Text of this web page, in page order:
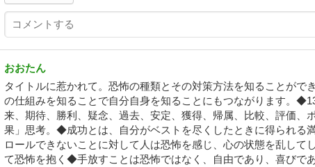
おおたん
タイトルに惹かれて。恐怖の種類とその対策方法を知ることがで
の仕組みを知ることで自分自身を知ることにもつながります。
来、期待、勝利、疑念、過去、安定、獲得、帰属、比較、評価、
果」思考。◆成功とは、自分がベストを尽くしたときに得られる
ロールできないことに対して人は恐怖を感じ、心の状態を乱して
て恐怖を抱く◆手放すことは恐怖ではなく、自由であり、喜びで